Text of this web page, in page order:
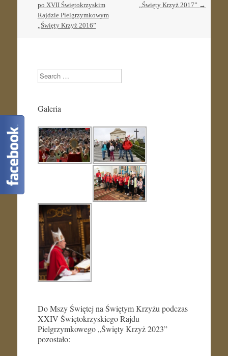
po XVII Świętokrzyskim
Rajdzie Pielgrzymkowym
„Święty Krzyż 2016”
„Święty Krzyż 2017” →
Search
Galeria
Do Mszy Świętej na Świętym Krzyżu podczas
XXIV Świętokrzyskiego Rajdu
Pielgrzymkowego „Święty Krzyż 2023”
pozostało: